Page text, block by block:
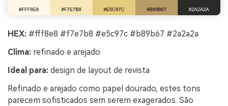
HEX: #fff8e8 #f7e7b8 #e5c97c #b89b67 #2a2a2a
Clima: refinado e arejado
Ideal para: design de layout de revista
Refinado e arejado como papel dourado, estes tons
parecem sofisticados sem serem exagerados. São